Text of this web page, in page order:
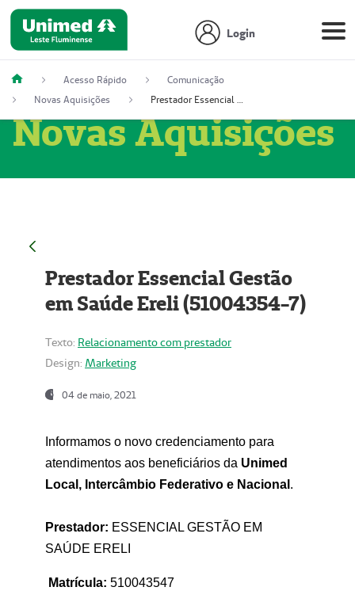
Login
Acesso Rápido
Comunicação
Novas Aquisições
Prestador Essencial Gestão em Saúde Ereli (51004354-7)
Novas Aquisições
Prestador Essencial Gestão
em Saúde Ereli (51004354-7)
Texto: Relacionamento com prestador
Design: Marketing
04 de maio, 2021
Informamos o novo credenciamento para
atendimentos aos beneficiários da Unimed
Local, Intercâmbio Federativo e Nacional .
Prestador: ESSENCIAL GESTÃO EM
SAÚDE ERELI
Matrícula: 510043547